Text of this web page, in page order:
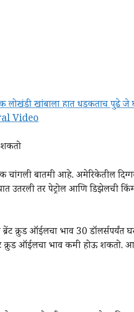
लोखंडी खांबाला हात धडकताच पुढे
Video
चांगली बातमी आहे. अमेरिकेतील
उतरली तर पेट्रोल आणि डिझेलची
ब्रेंट क्रुड ऑईलचा भाव 30
ऑईलचा भाव कमी होऊ शकतो.